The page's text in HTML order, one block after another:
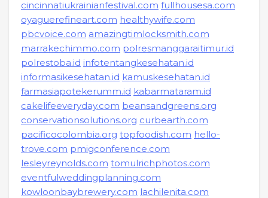
cincinnatiukrainianfestival.com fullhousesa.com
oyaguerefineart.com healthywife.com
pbcvoice.com amazingtimlocksmith.com
marrakechimmo.com polresmanggaraitimur.id
polrestoba.id infotentangkesehatan.id
informasikesehatan.id kamuskesehatan.id
farmasiapotekerumm.id kabarmataram.id
cakelifeeveryday.com beansandgreens.org
conservationsolutions.org curbearth.com
pacificocolombia.org topfoodish.com hello-
trove.com pmigconference.com
lesleyreynolds.com tomulrichphotos.com
eventfulweddingplanning.com
kowloonbaybrewery.com lachilenita.com